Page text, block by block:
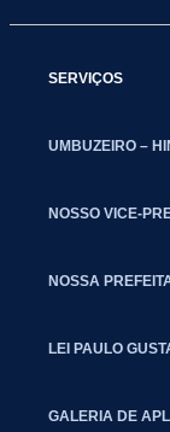
SERVIÇOS
UMBUZEIRO –
NOSSO VICE-
NOSSA
LEI PAULO
GALERIA DE